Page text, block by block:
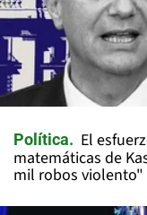
Política
El
matemáticas de
mil robos violento"